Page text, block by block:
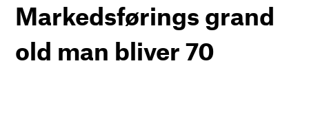
Markedsførings grand
old man bliver 70